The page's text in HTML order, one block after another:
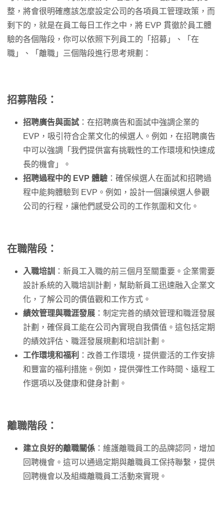
整，將會很明確應該怎麼設定公司的各項員工管理政策，而
剩下的，就是在員工每日工作之中，將 EVP 貫徹於員工體
驗的各個階段，你可以依照下列員工的「招募」、「在
職」、「離職」三個階段進行思考規劃：
招募階段 ：
招聘廣告與面試 ：在招聘廣告和面試中強調企業的
EVP，吸引符合企業文化的候選人。例如，在招聘廣告
中可以強調「我們提供富有挑戰性的工作環境和快速成
長的機會」。
招聘過程中的 EVP 體驗 ：確保候選人在面試和招聘過
程中能夠體驗到 EVP。例如，設計一個讓候選人參觀
公司的行程，讓他們感受公司的工作氛圍和文化。
在職階段 ：
入職培訓
：新員工入職的前三個月至關重要。企業需要
設計系統的入職培訓計劃，幫助新員工迅速融入企業文
化，了解公司的價值觀和工作方式。
績效管理與職涯發展 ：制定完善的績效管理和職涯發展
計劃，確保員工能在公司內實現自我價值。這包括定期
的績效評估、職涯發展規劃和培訓計劃。
工作環境和福利
：改善工作環境，提供靈活的工作安排
和豐富的福利措施。例如，提供彈性工作時間、遠程工
作選項以及健康和健身計劃。
離職階段 ：
建立良好的離職關係 ：維護離職員工的品牌認同，增加
回聘機會。這可以通過定期與離職員工保持聯繫，提供
回聘機會以及組織離職員工活動來實現。